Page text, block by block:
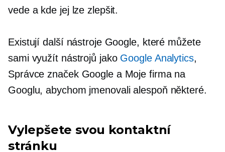
vede a kde jej lze zlepšit.
Existují další nástroje Google, které můžete
sami využít nástrojů jako Google Analytics,
Správce značek Google a Moje firma na
Googlu, abychom jmenovali alespoň některé.
Vylepšete svou kontaktní
stránku